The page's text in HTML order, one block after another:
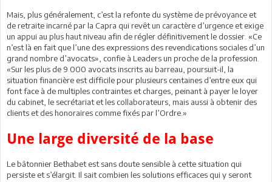
Mais, plus généralement, c’est la refonte du système de prévoyance et
de retraite incarné par la Capra qui revêt un caractère d’urgence et exige
un appui au plus haut niveau afin de régler définitivement le dossier. «Ce
n’est là en fait que l’une des expressions des revendications sociales d’un
grand nombre d’avocats», confie à Leaders un proche de la profession.
«Sur les plus de 9 000 avocats inscrits au barreau, poursuit-il, la
situation financière est difficile pour plusieurs centaines d’entre eux qui
font face à de multiples contraintes et charges, peinant à payer le loyer
du cabinet, le secrétariat et les collaborateurs, mais aussi à obtenir des
clients et des honoraires comme fixés par l’Ordre.»
Une large diversité de la base
Le bâtonnier Bethabet est sans doute sensible à cette situation qui
persiste et s’élargit. Il sait combien les solutions efficaces qui y seront